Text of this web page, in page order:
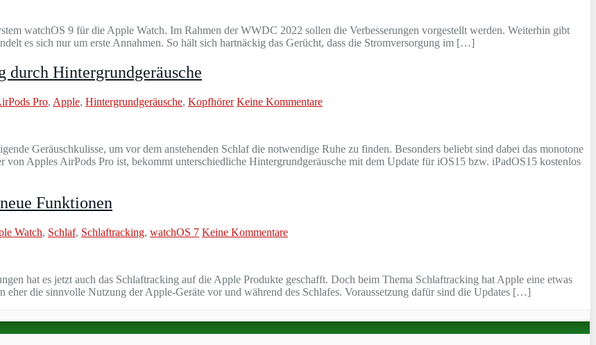
watchOS 9 für die Apple Watch. Im Rahmen der WWDC 2022 sollen die Verbesserungen vorgestellt werden. Weiterhin gibt
es sich nur um erste Annahmen. So hält sich hartnäckig das Gerücht, dass die Stromversorgung im […]
durch Hintergrundgeräusche
Pro, Apple, Hintergrundgeräusche, Kopfhörer Keine Kommentare
Geräuschkulisse, um vor dem anstehenden Schlaf die notwendige Ruhe zu finden. Besonders beliebt sind dabei das monotone
von Apples AirPods Pro ist, bekommt unterschiedliche Hintergrundgeräusche mit dem Update für iOS15 bzw. iPadOS15 kostenlos
Funktionen
Watch, Schlaf, Schlaftracking, watchOS 7 Keine Kommentare
hat es jetzt auch das Schlaftracking auf die Apple Produkte geschafft. Doch beim Thema Schlaftracking hat Apple eine etwas
eher die sinnvolle Nutzung der Apple-Geräte vor und während des Schlafes. Voraussetzung dafür sind die Updates […]